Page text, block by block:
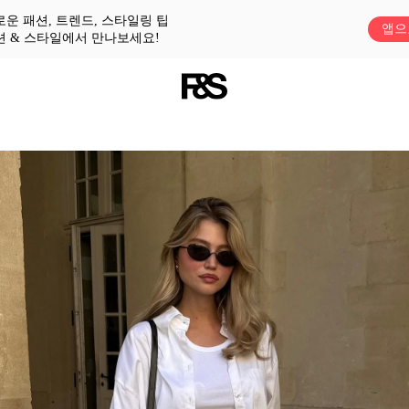
운 패션, 트렌드, 스타일링 팁
& 스타일에서 만나보세요!
앱